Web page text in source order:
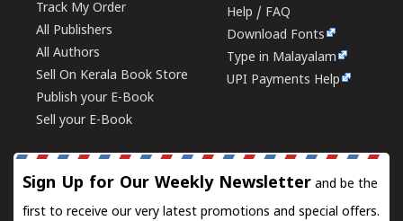
Track My Order
All Publishers
All Authors
Sell On Kerala Book Store
Publish your E-Book
Sell your E-Book
Help / FAQ
Download Fonts
Type in Malayalam
UPI Payments Help
Sign Up for Our Weekly Newsletter and be the
first to receive our very latest promotions and special offers.